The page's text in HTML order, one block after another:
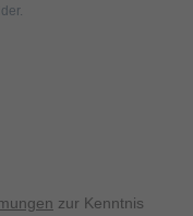
zur Kenntnis